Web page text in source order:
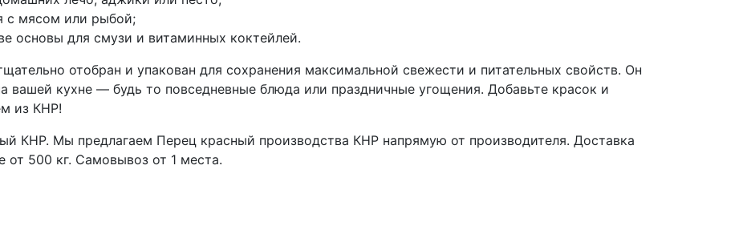
с мясом или рыбой;
основы для смузи и витаминных коктейлей.
отобран и упакован для сохранения максимальной свежести и питательных свойств. Он
вашей кухне — будь то повседневные блюда или праздничные угощения. Добавьте красок и
из КНР!
КНР. Мы предлагаем Перец красный производства КНР напрямую от производителя. Доставка
от 500 кг. Самовывоз от 1 места.